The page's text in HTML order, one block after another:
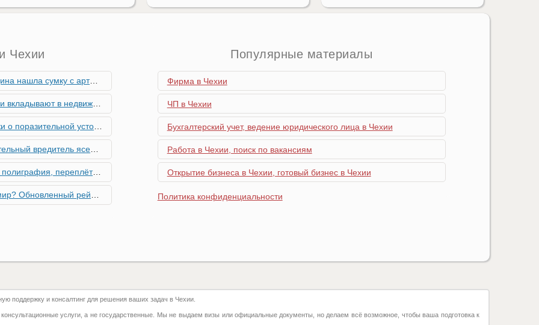
Чехии
снарядами, остановив движение поездов
и почему меняются их предпочтения?
устойчивости экономики Чехии
к Чехии, необходима бдительность граждан
работы в Чехии - простая лицензия №14
глобальной мобильности 2026 года
Семей с Детьми через Пособия по Уходу
Популярные материалы
Фирма в Чехии
ЧП в Чехии
Бухгалтерский учет, ведение юридического лица в Чехии
Работа в Чехии, поиск по вакансиям
Открытие бизнеса в Чехии, готовый бизнес в Чехии
Политика конфиденциальности
поддержку и консалтинг для решения ваших задач в Чехии.
услуги, а не государственные. Мы не выдаем визы или официальные документы, но делаем всё возможное, чтобы ваша подготовка к